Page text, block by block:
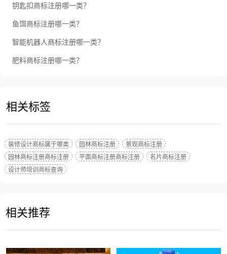
钥匙扣商标注册哪一类？
鱼饵商标注册哪一类？
智能机器人商标注册哪一类？
肥料商标注册哪一类？
相关标签
装修设计商标属于哪类 园林商标注册
景观商标注册
园林商标注册商标注册
平面商标注册商标注册
名片商标注册
设计师培训商标查询
相关推荐